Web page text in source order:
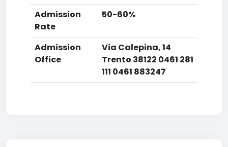
Admission
Rate
50-60%
Admission
Office
Via Calepina, 14
Trento 38122 0461 281
111 0461 883247